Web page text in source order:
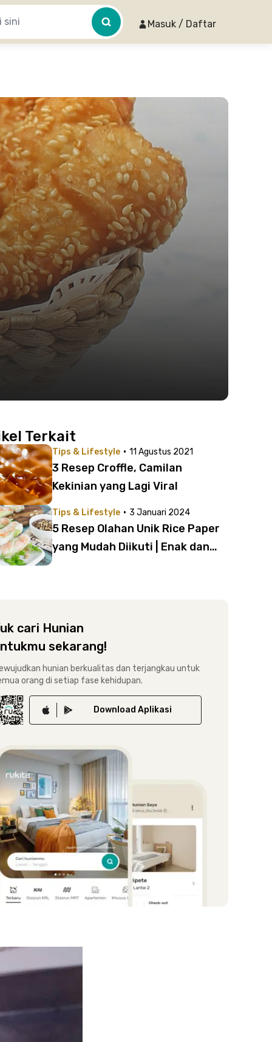
Masuk / Daftar
Terkait
Tips & Lifestyle · 11 Agustus 2021
3 Resep Croffle, Camilan
Kekinian yang Lagi Viral
Tips & Lifestyle · 3 Januari 2024
5 Resep Olahan Unik Rice Paper
yang Mudah Diikuti | Enak dan
cari Hunian
sekarang!
hunian berkualitas dan terjangkau untuk
orang di setiap fase kehidupan.
Download Aplikasi